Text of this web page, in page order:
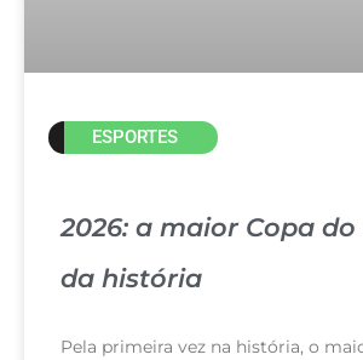
ESPORTES
2026: a maior Copa
da história
Pela primeira vez na história, o